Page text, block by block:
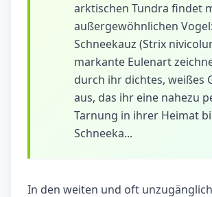
arktischen Tundra findet
außergewöhnlichen
Schneekauz (Strix
markante Eulenart
durch ihr dichtes, weißes
aus, das ihr eine nahezu
Tarnung in ihrer Heimat
Schneeka...
In den weiten und oft